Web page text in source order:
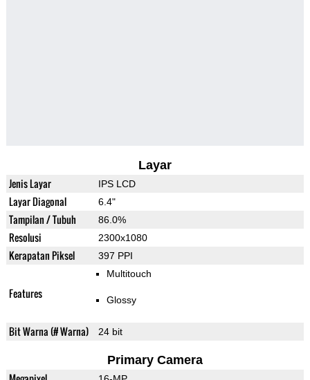
Layar
Jenis Layar IPS LCD
Layar Diagonal 6.4"
Tampilan / Tubuh 86.0%
Resolusi 2300x1080
Kerapatan Piksel 397 PPI
Features
Multitouch
Glossy
Bit Warna (# Warna) 24 bit
Primary Camera